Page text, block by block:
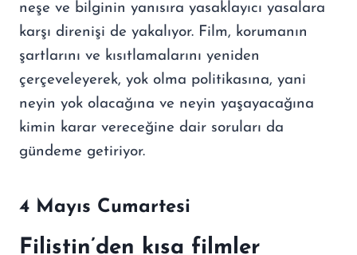
neşe ve bilginin yanısıra yasaklayıcı yasalara
karşı direnişi de yakalıyor. Film, korumanın
şartlarını ve kısıtlamalarını yeniden
çerçeveleyerek, yok olma politikasına, yani
neyin yok olacağına ve neyin yaşayacağına
kimin karar vereceğine dair soruları da
gündeme getiriyor.
4 Mayıs Cumartesi
Filistin’den kısa filmler